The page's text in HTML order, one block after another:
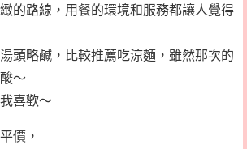
的路線，用餐的環境和服務都讓人覺得
頭略鹹，比較推薦吃涼麵，雖然那次的
～
喜歡～
價，